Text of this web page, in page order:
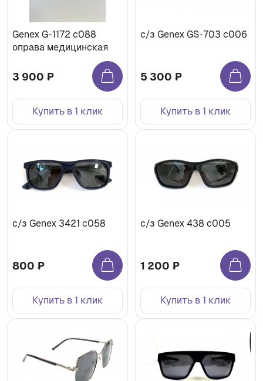
Genex G-1172 с088
оправа медицинская
3 900 ₽
Купить в 1 клик
с/з Genex GS-703 с006
5 300 ₽
Купить в 1 клик
с/з Genex 3421 с058
800 ₽
Купить в 1 клик
с/з Genex 438 с005
1 200 ₽
Купить в 1 клик